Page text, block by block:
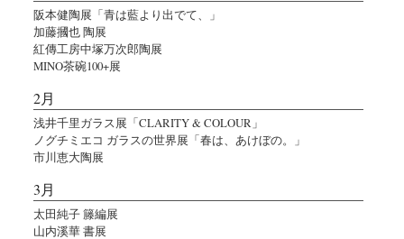
阪本健陶展「青は藍より出でて、」
加藤摑也 陶展
紅傳工房中塚万次郎陶展
MINO茶碗100+展
2月
浅井千里ガラス展「CLARITY & COLOUR」
ノグチミエコ ガラスの世界展「春は、あけぼの。」
市川恵大陶展
3月
太田純子 籐編展
山内溪華 書展